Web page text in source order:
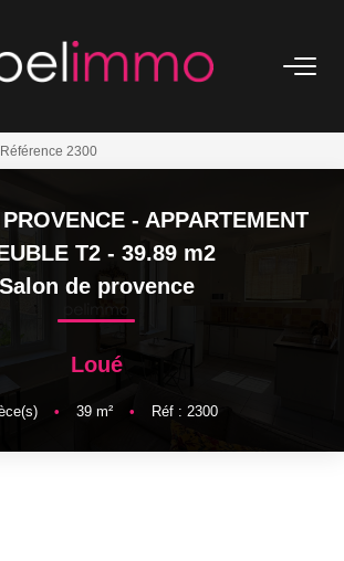
ESTIMATION
Référence 2300
- APPARTEMENT
T2 - 39.89 m2
Salon de provence
Loué
• 39 m² • Réf : 2300